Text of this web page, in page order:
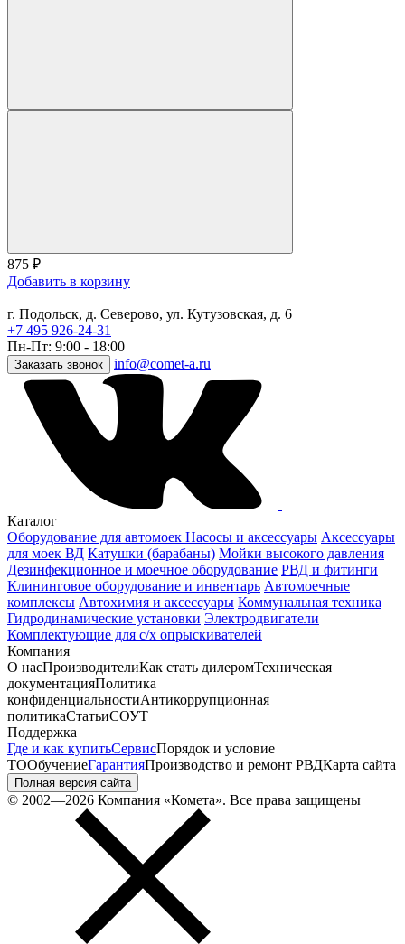
875 ₽
Добавить в корзину
г. Подольск, д. Северово, ул. Кутузовская, д. 6
+7 495 926-24-31
Пн-Пт: 9:00 - 18:00
Заказать звонок info@comet-a.ru
Каталог
Оборудование для автомоек Насосы и аксессуары Аксессуары
для моек ВД Катушки (барабаны) Мойки высокого давления
Дезинфекционное и моечное оборудование РВД и фитинги
Клининговое оборудование и инвентарь Автомоечные
комплексы Автохимия и аксессуары Коммунальная техника
Гидродинамические установки Электродвигатели
Комплектующие для с/х опрыскивателей
Компания
О насПроизводителиКак стать дилеромТехническая
документацияПолитика
конфиденциальностиАнтикоррупционная
политикаСтатьиСОУТ
Поддержка
Где и как купитьСервисПорядок и условие
ТООбучениеГарантияПроизводство и ремонт РВДКарта сайта
Полная версия сайта
© 2002—2026 Компания «Комета». Все права защищены